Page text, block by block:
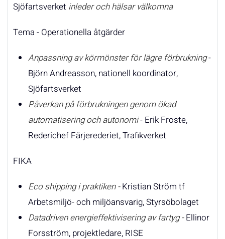
Sjöfartsverket inleder och hälsar välkomna
Tema - Operationella åtgärder
Anpassning av körmönster för lägre förbrukning-
Björn Andreasson, nationell koordinator,
Sjöfartsverket
Påverkan på förbrukningen genom ökad
automatisering och autonomi- Erik Froste,
Rederichef Färjerederiet, Trafikverket
FIKA
Eco shipping i praktiken -Kristian Ström tf
Arbetsmiljö- och miljöansvarig, Styrsöbolaget
Datadriven energieffektivisering av fartyg -Ellinor
Forsström, projektledare, RISE